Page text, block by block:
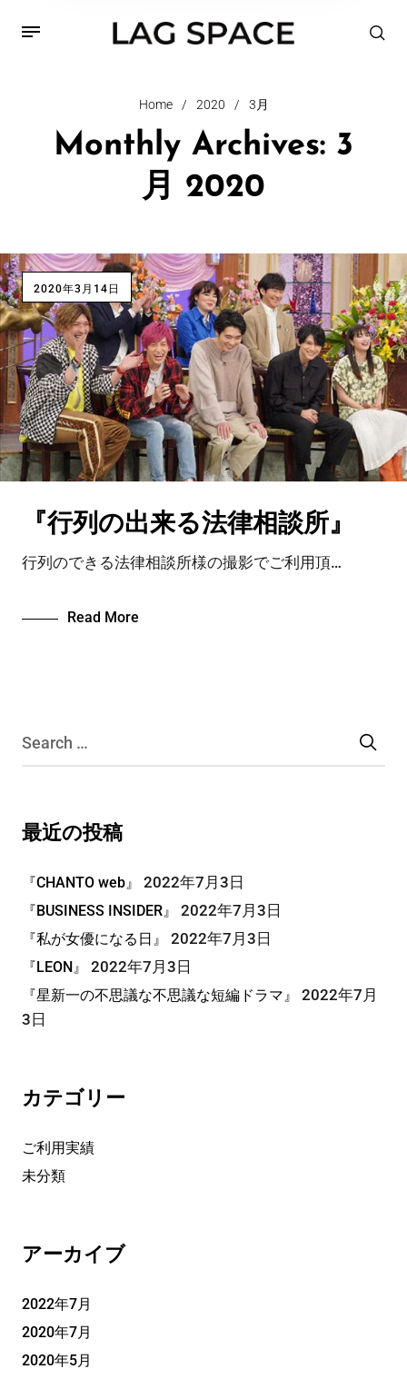
Home / 2020 / 3月
Monthly Archives: 3
月 2020
2020年3月14日
『行列の出来る法律相談所』
行列のできる法律相談所様の撮影でご利用頂…
Read More
最近の投稿
『CHANTO web』 2022年7月3日
『BUSINESS INSIDER』 2022年7月3日
『私が女優になる日』 2022年7月3日
『LEON』 2022年7月3日
『星新一の不思議な不思議な短編ドラマ』
2022年7月
3日
カテゴリー
ご利用実績
未分類
アーカイブ
2022年7月
2020年7月
2020年5月